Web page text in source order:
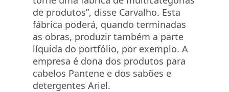
de produtos”, disse Carvalho. Esta
fábrica poderá, quando terminadas
as obras, produzir também a parte
líquida do portfólio, por exemplo. A
empresa é dona dos produtos para
cabelos Pantene e dos sabões e
detergentes Ariel.